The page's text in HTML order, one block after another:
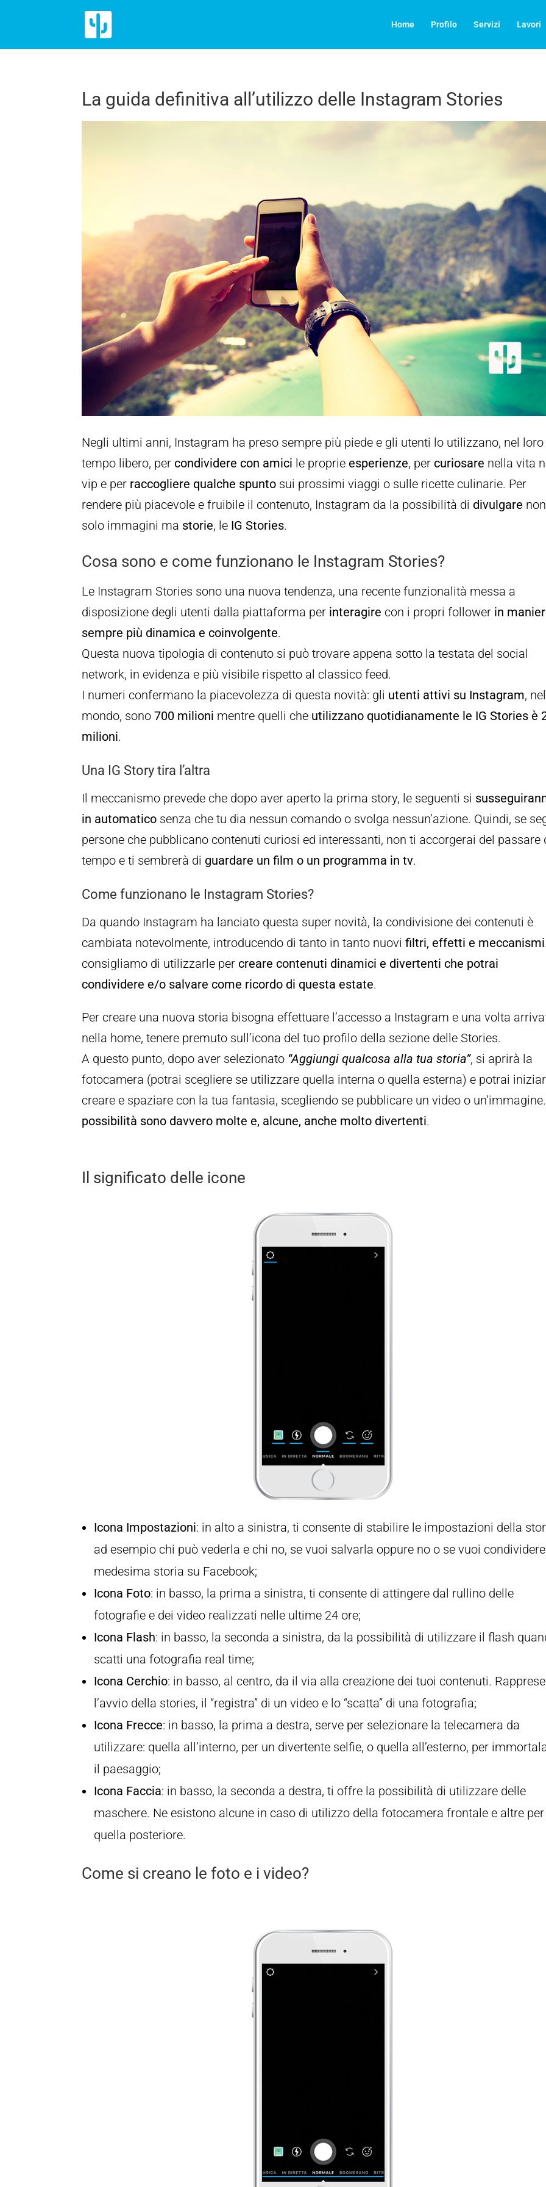
Home Profilo Servizi Lavori
La guida definitiva all’utilizzo delle Instagram Stories
Negli ultimi anni, Instagram ha preso sempre più piede e gli utenti lo utilizzano, nel loro
tempo libero, per condividere con amici le proprie esperienze, per curiosare nella vita
vip e per raccogliere qualche spunto sui prossimi viaggi o sulle ricette culinarie. Per
rendere più piacevole e fruibile il contenuto, Instagram da la possibilità di divulgare non
solo immagini ma storie, le IG Stories.
Cosa sono e come funzionano le Instagram Stories?
Le Instagram Stories sono una nuova tendenza, una recente funzionalità messa a
disposizione degli utenti dalla piattaforma per interagire con i propri follower in
sempre più dinamica e coinvolgente.
Questa nuova tipologia di contenuto si può trovare appena sotto la testata del social
network, in evidenza e più visibile rispetto al classico feed.
I numeri confermano la piacevolezza di questa novità: gli utenti attivi su Instagram, nel
mondo, sono700 milioni mentre quelli che utilizzano quotidianamente le IG Stories è
milioni.
Una IG Story tira l’altra
Il meccanismo prevede che dopo aver aperto la prima story, le seguenti si
in automatico senza che tu dia nessun comando o svolga nessun’azione. Quindi, se
persone che pubblicano contenuti curiosi ed interessanti, non ti accorgerai del passare
tempo e ti sembrerà di guardare un film o un programma in tv.
Come funzionano le Instagram Stories?
Da quando Instagram ha lanciato questa super novità, la condivisione dei contenuti è
cambiata notevolmente, introducendo di tanto in tanto nuovifiltri, effetti e meccanismi
consigliamo di utilizzarle per creare contenuti dinamici e divertenti che potrai
condividere e/o salvare come ricordo di questa estate.
Per creare una nuova storia bisogna effettuare l’accesso a Instagram e una volta
nella home, tenere premuto sull’icona del tuo profilo della sezione delle Stories.
A questo punto, dopo aver selezionato “Aggiungi qualcosa alla tua storia”, si aprirà la
fotocamera (potrai scegliere se utilizzare quella interna o quella esterna) e potrai
creare e spaziare con la tua fantasia, scegliendo se pubblicare un video o
possibilità sono davvero molte e, alcune, anche molto divertenti.
Il significato delle icone
Icona Impostazioni: in alto a sinistra, ti consente di stabilire le impostazioni della
ad esempio chi può vederla e chi no, se vuoi salvarla oppure no o se vuoi
medesima storia su Facebook;
Icona Foto: in basso, la prima a sinistra, ti consente di attingere dal rullino delle
fotografie e dei video realizzati nelle ultime 24 ore;
Icona Flash: in basso, la seconda a sinistra, da la possibilità di utilizzare il flash
scatti una fotografia real time;
Icona Cerchio: in basso, al centro, da il via alla creazione dei tuoi contenuti.
l’avvio della stories, il “registra” di un video e lo “scatta” di una fotografia;
Icona Frecce: in basso, la prima a destra, serve per selezionare la telecamera da
utilizzare: quella all’interno, per un divertente selfie, o quella all’esterno, per
il paesaggio;
Icona Faccia: in basso, la seconda a destra, ti offre la possibilità di utilizzare delle
maschere. Ne esistono alcune in caso di utilizzo della fotocamera frontale e altre per
quella posteriore.
Come si creano le foto e i video?